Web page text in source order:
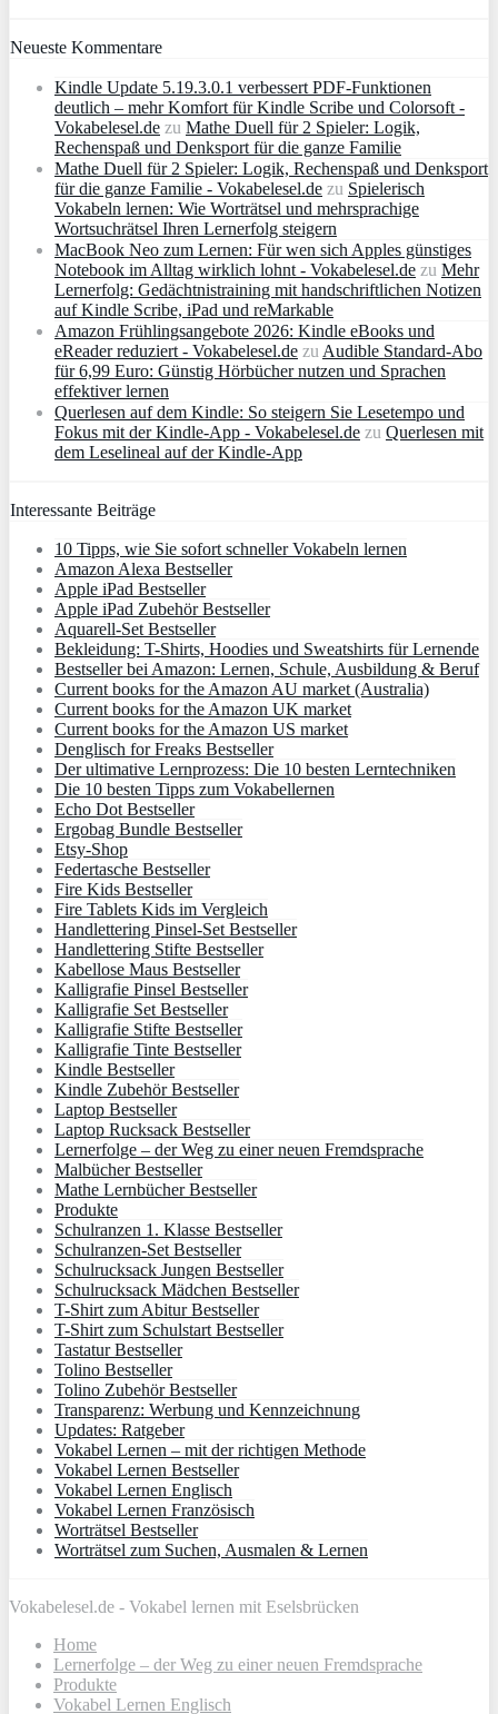
Neueste Kommentare
Kindle Update 5.19.3.0.1 verbessert PDF-Funktionen
deutlich – mehr Komfort für Kindle Scribe und Colorsoft -
Vokabelesel.de zu Mathe Duell für 2 Spieler: Logik,
Rechenspaß und Denksport für die ganze Familie
Mathe Duell für 2 Spieler: Logik, Rechenspaß und Denksport
für die ganze Familie - Vokabelesel.de zu Spielerisch
Vokabeln lernen: Wie Worträtsel und mehrsprachige
Wortsuchrätsel Ihren Lernerfolg steigern
MacBook Neo zum Lernen: Für wen sich Apples günstiges
Notebook im Alltag wirklich lohnt - Vokabelesel.de zu Mehr
Lernerfolg: Gedächtnistraining mit handschriftlichen Notizen
auf Kindle Scribe, iPad und reMarkable
Amazon Frühlingsangebote 2026: Kindle eBooks und
eReader reduziert - Vokabelesel.de zu Audible Standard-Abo
für 6,99 Euro: Günstig Hörbücher nutzen und Sprachen
effektiver lernen
Querlesen auf dem Kindle: So steigern Sie Lesetempo und
Fokus mit der Kindle-App - Vokabelesel.de zu Querlesen mit
dem Leselineal auf der Kindle-App
Interessante Beiträge
10 Tipps, wie Sie sofort schneller Vokabeln lernen
Amazon Alexa Bestseller
Apple iPad Bestseller
Apple iPad Zubehör Bestseller
Aquarell-Set Bestseller
Bekleidung: T-Shirts, Hoodies und Sweatshirts für Lernende
Bestseller bei Amazon: Lernen, Schule, Ausbildung & Beruf
Current books for the Amazon AU market (Australia)
Current books for the Amazon UK market
Current books for the Amazon US market
Denglisch for Freaks Bestseller
Der ultimative Lernprozess: Die 10 besten Lerntechniken
Die 10 besten Tipps zum Vokabellernen
Echo Dot Bestseller
Ergobag Bundle Bestseller
Etsy-Shop
Federtasche Bestseller
Fire Kids Bestseller
Fire Tablets Kids im Vergleich
Handlettering Pinsel-Set Bestseller
Handlettering Stifte Bestseller
Kabellose Maus Bestseller
Kalligrafie Pinsel Bestseller
Kalligrafie Set Bestseller
Kalligrafie Stifte Bestseller
Kalligrafie Tinte Bestseller
Kindle Bestseller
Kindle Zubehör Bestseller
Laptop Bestseller
Laptop Rucksack Bestseller
Lernerfolge – der Weg zu einer neuen Fremdsprache
Malbücher Bestseller
Mathe Lernbücher Bestseller
Produkte
Schulranzen 1. Klasse Bestseller
Schulranzen-Set Bestseller
Schulrucksack Jungen Bestseller
Schulrucksack Mädchen Bestseller
T-Shirt zum Abitur Bestseller
T-Shirt zum Schulstart Bestseller
Tastatur Bestseller
Tolino Bestseller
Tolino Zubehör Bestseller
Transparenz: Werbung und Kennzeichnung
Updates: Ratgeber
Vokabel Lernen – mit der richtigen Methode
Vokabel Lernen Bestseller
Vokabel Lernen Englisch
Vokabel Lernen Französisch
Worträtsel Bestseller
Worträtsel zum Suchen, Ausmalen & Lernen
Vokabelesel.de - Vokabel lernen mit Eselsbrücken
Home
Lernerfolge – der Weg zu einer neuen Fremdsprache
Produkte
Vokabel Lernen Englisch